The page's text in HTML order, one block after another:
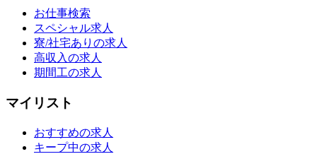
お仕事検索
スペシャル求人
寮/社宅ありの求人
高収入の求人
期間工の求人
マイリスト
おすすめの求人
キープ中の求人